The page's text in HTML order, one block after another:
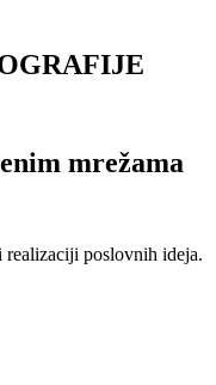
mrežama
realizaciji poslovnih ideja.